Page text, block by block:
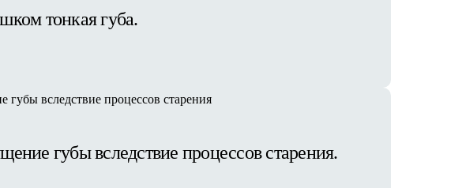
тонкая губа.
губы вследствие процессов старения.